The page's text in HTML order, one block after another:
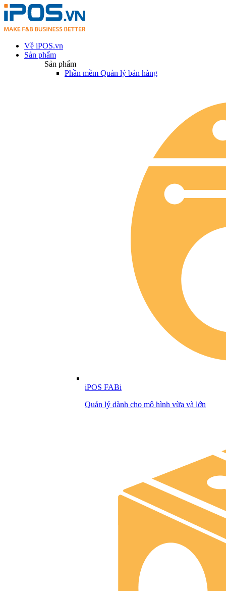
Về iPOS.vn
Sản phẩm
Sản phẩm
Phần mềm Quản lý bán hàng
iPOS FABi
Quản lý dành cho mô hình vừa và lớn